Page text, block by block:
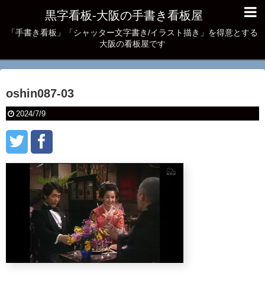
黒字看板‐大阪の手書き看板屋
「手書き看板」「シャッター文字書き/イラスト描き」を得意とする
大阪の看板屋です
oshin087-03
2024/7/9